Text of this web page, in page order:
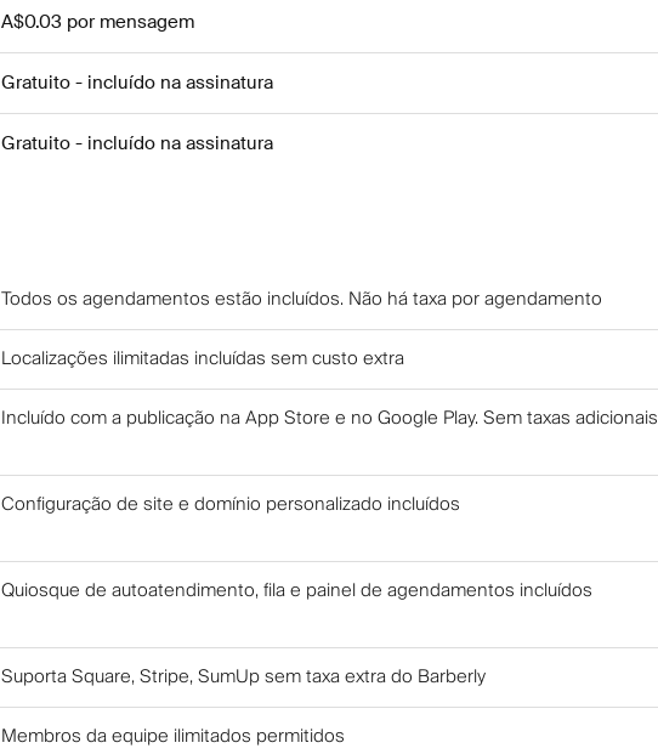
A$0.03 por mensagem
Gratuito - incluído na assinatura
Gratuito - incluído na assinatura
Todos os agendamentos estão incluídos. Não há taxa por agendamento
Localizações ilimitadas incluídas sem custo extra
Incluído com a publicação na App Store e no Google Play. Sem taxas adicionais
Configuração de site e domínio personalizado incluídos
Quiosque de autoatendimento, fila e painel de agendamentos incluídos
Suporta Square, Stripe, SumUp sem taxa extra do Barberly
Membros da equipe ilimitados permitidos